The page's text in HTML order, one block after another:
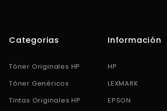
Categorias
Tóner Originales HP
Tóner Genéricos
Tintas Originales HP
Información
HP
LEXMARK
EPSON